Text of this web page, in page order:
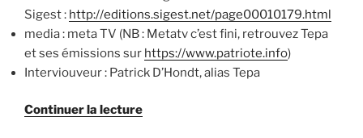
Sigest : http://editions.sigest.net/page00010179.html
media : meta TV (NB : Metatv c’est fini, retrouvez Tepa
et ses émissions sur https://www.patriote.info)
Interviouveur : Patrick D’Hondt, alias Tepa
Continuer la lecturede